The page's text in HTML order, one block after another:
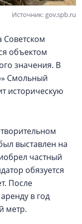
Источник: gov.spb.ru
Советском
объектом
значения. В
Смольный
историческую
выставлен на
частный
обязуется
После
в год
метр.